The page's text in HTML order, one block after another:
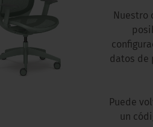
Nuestro
datos de
Puede
un